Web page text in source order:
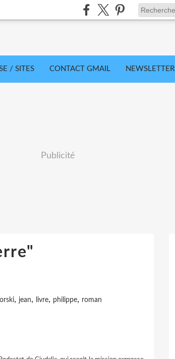
/ SITES CONTACT GMAIL NEWSLETTER
Publicité
, jean, livre, philippe, roman